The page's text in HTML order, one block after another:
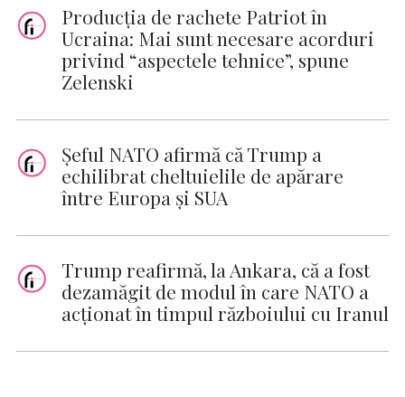
Producţia de rachete Patriot în
Ucraina: Mai sunt necesare acorduri
privind “aspectele tehnice”, spune
Zelenski
Șeful NATO afirmă că Trump a
echilibrat cheltuielile de apărare
între Europa și SUA
Trump reafirmă, la Ankara, că a fost
dezamăgit de modul în care NATO a
acţionat în timpul războiului cu Iranul